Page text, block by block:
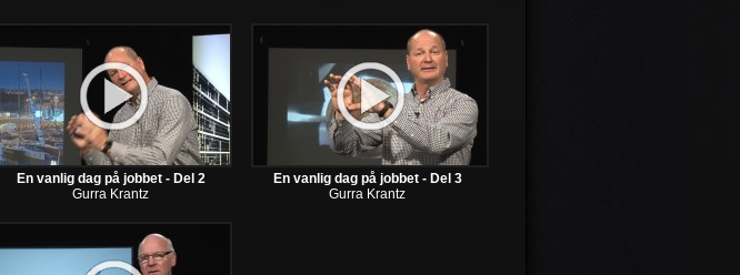
En vanlig dag på jobbet - Del 2
Gurra Krantz
En vanlig dag på jobbet - Del 3
Gurra Krantz